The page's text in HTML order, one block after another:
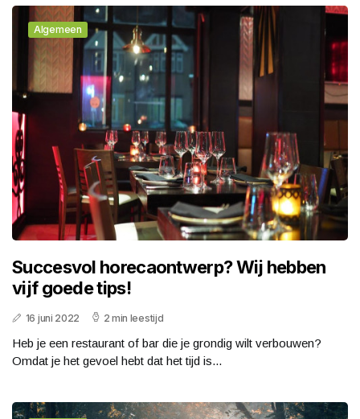
Algemeen
Succesvol horecaontwerp? Wij hebben
vijf goede tips!
16 juni 2022 2 min leestijd
Heb je een restaurant of bar die je grondig wilt verbouwen?
Omdat je het gevoel hebt dat het tijd is...